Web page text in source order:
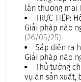
lận thương mại
TRỰC TIẾP:
Giải pháp nào
(26/05/25)
Sắp diễn ra
Giải pháp nào
Thủ tướng
vụ án sản xuất,